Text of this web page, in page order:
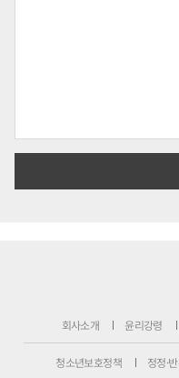
회사소개 윤리강령
청소년보호정책 정정·